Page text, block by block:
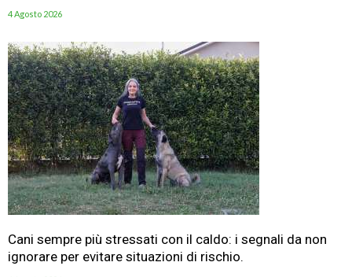
4 Agosto 2026
Cani sempre più stressati con il caldo: i segnali da non
ignorare per evitare situazioni di rischio.